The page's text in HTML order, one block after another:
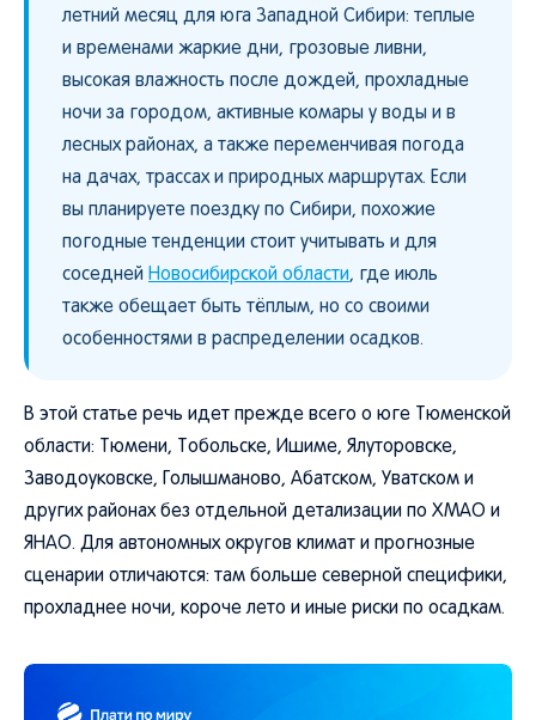
летний месяц для юга Западной Сибири: теплые
и временами жаркие дни, грозовые ливни,
высокая влажность после дождей, прохладные
ночи за городом, активные комары у воды и в
лесных районах, а также переменчивая погода
на дачах, трассах и природных маршрутах. Если
вы планируете поездку по Сибири, похожие
погодные тенденции стоит учитывать и для
соседней Новосибирской области, где июль
также обещает быть тёплым, но со своими
особенностями в распределении осадков.
В этой статье речь идет прежде всего о юге Тюменской
области: Тюмени, Тобольске, Ишиме, Ялуторовске,
Заводоуковске, Голышманово, Абатском, Уватском и
других районах без отдельной детализации по ХМАО и
ЯНАО. Для автономных округов климат и прогнозные
сценарии отличаются: там больше северной специфики,
прохладнее ночи, короче лето и иные риски по осадкам.